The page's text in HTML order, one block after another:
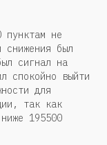
пунктам не
снижения был
сигнал на
спокойно выйти
для
так как
195500